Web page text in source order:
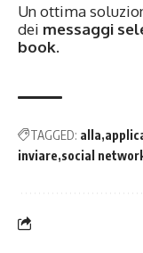
Un ottima
dei messaggi
book.
TAGGED: alla
inviare social